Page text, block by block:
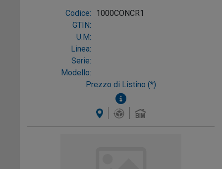
METALLO 1"1/4X32/40
Codice:
1000CONCR1
GTIN:
U.M:
Linea:
Serie:
Modello:
Prezzo di Listino (*)